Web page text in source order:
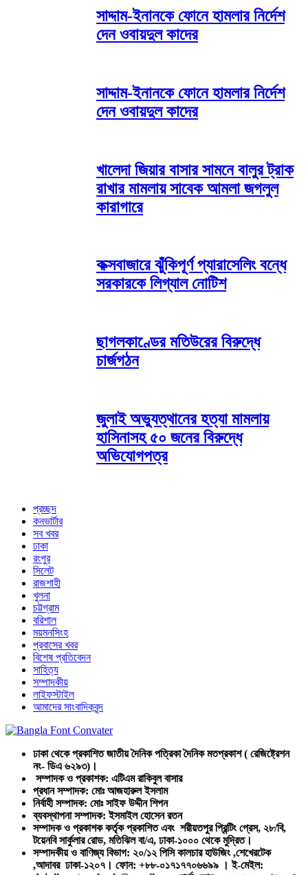
সাদ্দাম-ইনানকে ফোনে হামলার নির্দেশ
দেন ওবায়দুল কাদের
সাদ্দাম-ইনানকে ফোনে হামলার নির্দেশ
দেন ওবায়দুল কাদের
খালেদা জিয়ার বাসার সামনে বালুর ট্রাক
রাখার মামলায় সাবেক আমলা জগলুল
কারাগারে
কক্সবাজারে ঝুঁকিপূর্ণ প্যারাসেলিং বন্ধে
সরকারকে লিগ্যাল নোটিশ
ছাগলকাণ্ডের মতিউরের বিরুদ্ধে
চার্জগঠন
জুলাই অভ্যুত্থানের হত্যা মামলায়
হাসিনাসহ ৫০ জনের বিরুদ্ধে
অভিযোগপত্র
প্রচ্ছদ
কনভার্টার
সব খবর
ঢাকা
রংপুর
সিলেট
রাজশাহী
খুলনা
চট্টগ্রাম
বরিশাল
ময়মনসিংহ
প্রবাসের খবর
বিশেষ প্রতিবেদন
সাহিত্য
সম্পাদকীয়
লাইফস্টাইল
আমাদের সাংবাদিকবৃন্দ
ঢাকা থেকে প্রকাশিত জাতীয় দৈনিক পত্রিকা দৈনিক মতপ্রকাশ ( রেজিষ্ট্রেশন
নং- ডিএ ৬২৯৩)।
সম্পাদক ও প্রকাশক: এটিএম রাকিবুল বাসার
প্রধান সম্পাদক: মোঃ আজহারুল ইসলাম
নির্বাহী সম্পাদক: মোঃ সাইফ উদ্দীন শিপন
ব্যবস্থাপনা সম্পাদক: ইসমাইল হোসেন রতন
সম্পাদক ও প্রকাশক কর্তৃক প্রকাশিত এবং শরীয়তপুর প্রিন্টিং প্রেস, ২৮/বি,
টয়েনবি সার্কুলার রোড, মতিঝিল বা/এ, ঢাকা-১০০০ থেকে মুদ্রিত।
সম্পাদকীয় ও বাণিজ্য বিভাগ: ২০/১২ পিসি কালচার হাউজিং ,শেখেরটেক
,আদাবর ঢাকা-১২০৭। ফোন: +৮৮-০১৭১৭৭০৬৬৯৯ । ই-মেইল: